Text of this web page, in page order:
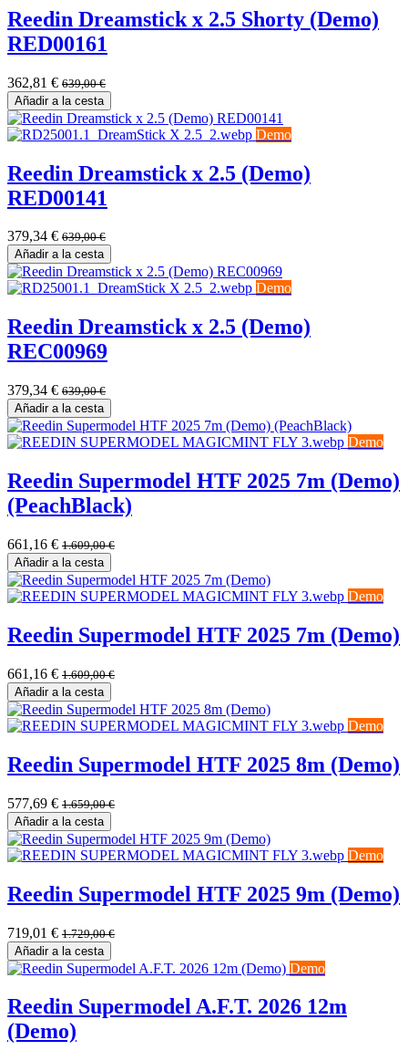
Reedin Dreamstick x 2.5 Shorty (Demo)
RED00161
362,81 € 639,00€
Añadir a la cesta
Demo
Reedin Dreamstick x 2.5 (Demo)
RED00141
379,34 € 639,00€
Añadir a la cesta
Demo
Reedin Dreamstick x 2.5 (Demo)
REC00969
379,34 € 639,00€
Añadir a la cesta
Demo
Reedin Supermodel HTF 2025 7m (Demo)
(PeachBlack)
661,16 € 1.609,00€
Añadir a la cesta
Demo
Reedin Supermodel HTF 2025 7m (Demo)
661,16 € 1.609,00€
Añadir a la cesta
Demo
Reedin Supermodel HTF 2025 8m (Demo)
577,69 € 1.659,00€
Añadir a la cesta
Demo
Reedin Supermodel HTF 2025 9m (Demo)
719,01 € 1.729,00€
Añadir a la cesta
Demo
Reedin Supermodel A.F.T. 2026 12m
(Demo)